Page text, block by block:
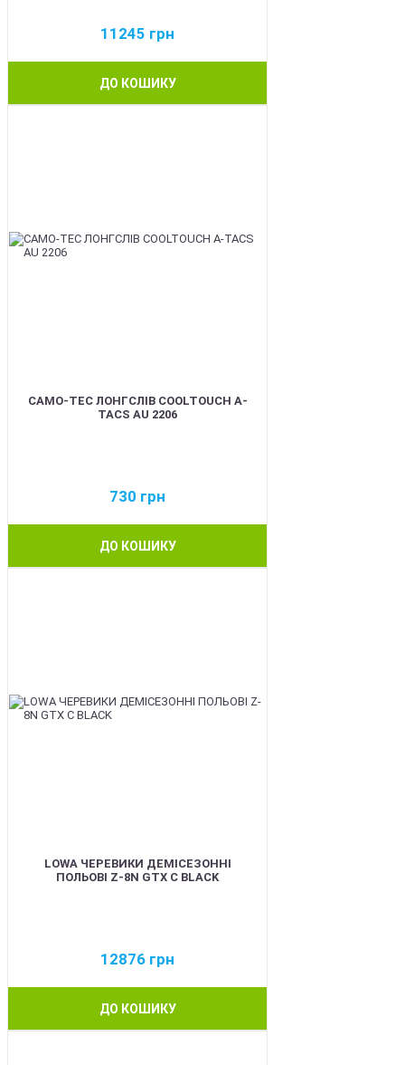
11245 грн
ДО КОШИКУ
CAMO-TEC ЛОНГСЛІВ COOLTOUCH A-
TACS AU 2206
730 грн
ДО КОШИКУ
LOWA ЧЕРЕВИКИ ДЕМІСЕЗОННІ
ПОЛЬОВІ Z-8N GTX C BLACK
12876 грн
ДО КОШИКУ